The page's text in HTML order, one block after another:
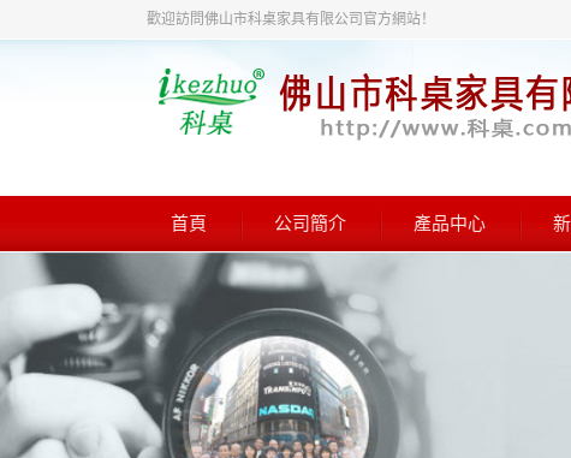
歡迎訪問佛山市科桌家具有限公司官方網站！
首頁 公司簡介 產品中心